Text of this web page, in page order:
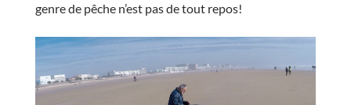
genre de pêche n’est pas de tout repos!